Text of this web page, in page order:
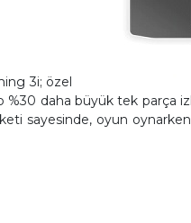
3i; özel
%30 daha büyük tek parça
sayesinde, oyun